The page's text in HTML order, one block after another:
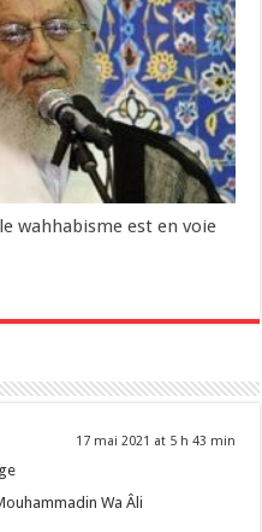
wahhabisme est en voie
17 mai 2021 at 5 h 43 min
Wa Âli